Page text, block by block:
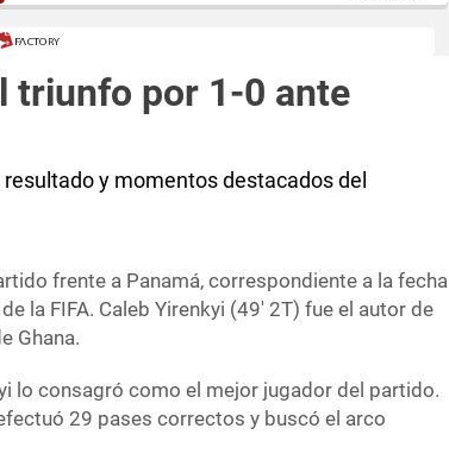
triunfo por 1-0 ante
y momentos destacados del
frente a Panamá, correspondiente a la fecha
la FIFA. Caleb Yirenkyi (49′ 2T) fue el autor de
Ghana.
lo consagró como el mejor jugador del partido.
29 pases correctos y buscó el arco